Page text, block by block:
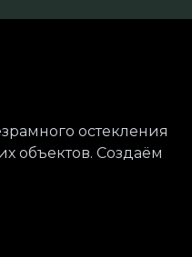
остекления
объектов. Создаём